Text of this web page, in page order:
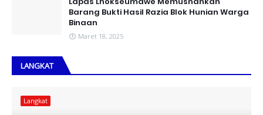
Barang Bukti Hasil Razia Blok Hunian Warga
Binaan
Maret 18, 2025
LANGKAT
Langkat